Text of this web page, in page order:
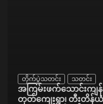
တိုက်ပွဲသတင်း သတင်း
အကြမ်းဖက်သောင်းကျ
တုတ်ကျေးရွာ၊ တီးတိန်ယံ